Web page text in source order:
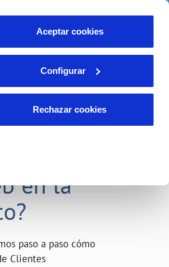
Aceptar cookies
Configurar
Rechazar cookies
anomalías o posibles
en la
paso a paso cómo
Clientes